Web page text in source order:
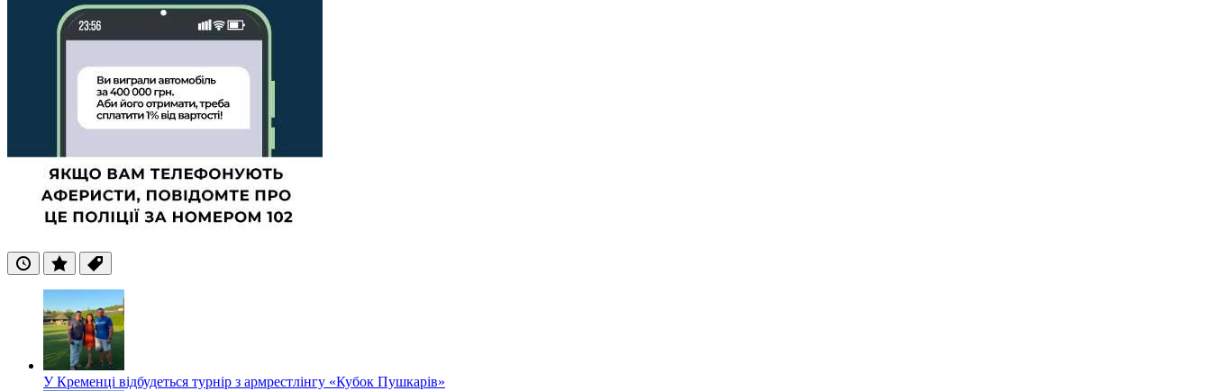
ОстанніПопулярні
Теги
У Кременці відбудеться турнір з армрестлінгу «Кубок Пушкарів»